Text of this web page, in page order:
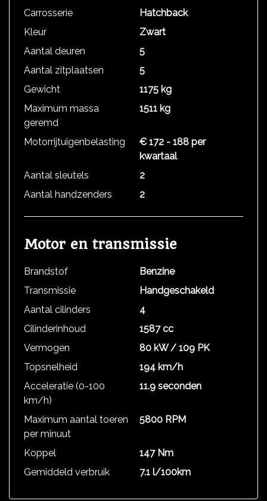
Carrosserie
Hatchback
Kleur
Zwart
Aantal deuren
5
Aantal zitplaatsen
5
Gewicht
1175 kg
Maximum massa
geremd
1511 kg
Motorrijtuigenbelasting
€ 172 - 188 per
kwartaal
Aantal sleutels
2
Aantal handzenders
2
Motor en transmissie
Brandstof
Benzine
Transmissie
Handgeschakeld
Aantal cilinders
4
Cilinderinhoud
1587 cc
Vermogen
80 kW / 109 PK
Topsnelheid
194 km/h
Acceleratie (0-100
km/h)
11.9 seconden
Maximum aantal toeren
per minuut
5800 RPM
Koppel
147 Nm
Gemiddeld verbruik
7.1 l/100km